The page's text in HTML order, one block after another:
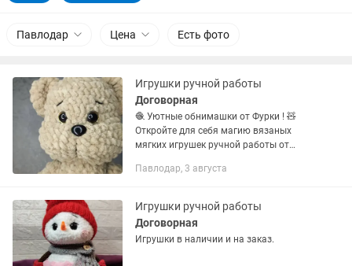
Павлодар Цена Есть фото
Игрушки ручной работы
Договорная
🧶 Уютные обнимашки от Фурки ! 🧸
Откройте для себя магию вязаных
мягких игрушек ручной работы от
уникальное произведение искусства,
Павлодар, 3 августа
Игрушки ручной работы
Договорная
Игрушки в наличии и на заказ.